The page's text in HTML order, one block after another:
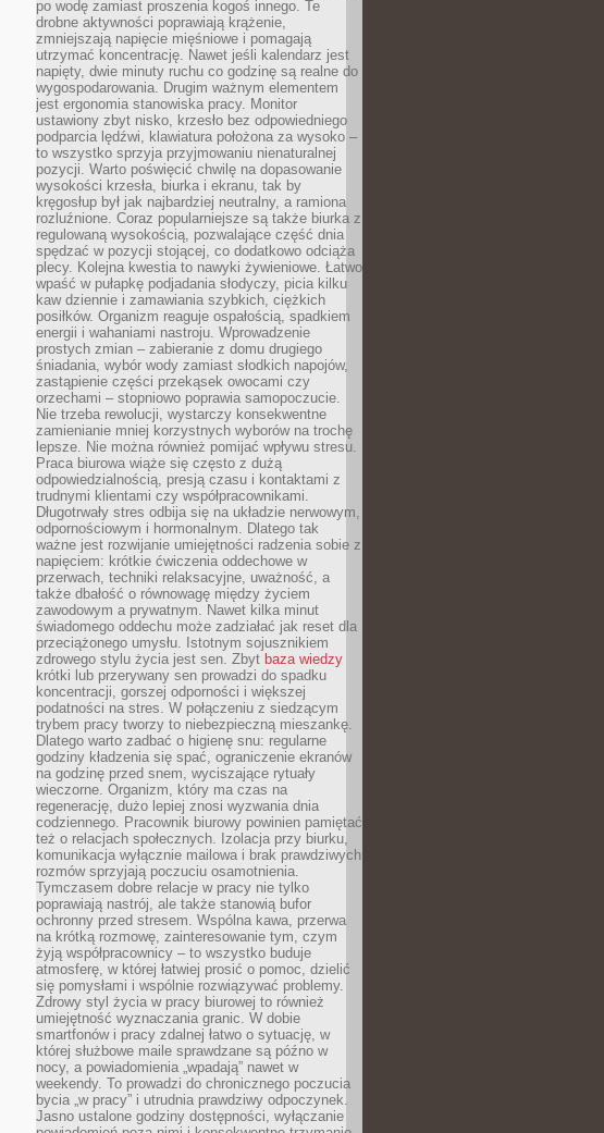
po wodę zamiast proszenia kogoś innego. Te
drobne aktywności poprawiają krążenie,
zmniejszają napięcie mięśniowe i pomagają
utrzymać koncentrację. Nawet jeśli kalendarz jest
napięty, dwie minuty ruchu co godzinę są realne do
wygospodarowania. Drugim ważnym elementem
jest ergonomia stanowiska pracy. Monitor
ustawiony zbyt nisko, krzesło bez odpowiedniego
podparcia lędźwi, klawiatura położona za wysoko –
to wszystko sprzyja przyjmowaniu nienaturalnej
pozycji. Warto poświęcić chwilę na dopasowanie
wysokości krzesła, biurka i ekranu, tak by
kręgosłup był jak najbardziej neutralny, a ramiona
rozluźnione. Coraz popularniejsze są także biurka z
regulowaną wysokością, pozwalające część dnia
spędzać w pozycji stojącej, co dodatkowo odciąża
plecy. Kolejna kwestia to nawyki żywieniowe. Łatwo
wpaść w pułapkę podjadania słodyczy, picia kilku
kaw dziennie i zamawiania szybkich, ciężkich
posiłków. Organizm reaguje ospałością, spadkiem
energii i wahaniami nastroju. Wprowadzenie
prostych zmian – zabieranie z domu drugiego
śniadania, wybór wody zamiast słodkich napojów,
zastąpienie części przekąsek owocami czy
orzechami – stopniowo poprawia samopoczucie.
Nie trzeba rewolucji, wystarczy konsekwentne
zamienianie mniej korzystnych wyborów na trochę
lepsze. Nie można również pomijać wpływu stresu.
Praca biurowa wiąże się często z dużą
odpowiedzialnością, presją czasu i kontaktami z
trudnymi klientami czy współpracownikami.
Długotrwały stres odbija się na układzie nerwowym,
odpornościowym i hormonalnym. Dlatego tak
ważne jest rozwijanie umiejętności radzenia sobie z
napięciem: krótkie ćwiczenia oddechowe w
przerwach, techniki relaksacyjne, uważność, a
także dbałość o równowagę między życiem
zawodowym a prywatnym. Nawet kilka minut
świadomego oddechu może zadziałać jak reset dla
przeciążonego umysłu. Istotnym sojusznikiem
zdrowego stylu życia jest sen. Zbyt baza wiedzy
krótki lub przerywany sen prowadzi do spadku
koncentracji, gorszej odporności i większej
podatności na stres. W połączeniu z siedzącym
trybem pracy tworzy to niebezpieczną mieszankę.
Dlatego warto zadbać o higienę snu: regularne
godziny kładzenia się spać, ograniczenie ekranów
na godzinę przed snem, wyciszające rytuały
wieczorne. Organizm, który ma czas na
regenerację, dużo lepiej znosi wyzwania dnia
codziennego. Pracownik biurowy powinien pamiętać
też o relacjach społecznych. Izolacja przy biurku,
komunikacja wyłącznie mailowa i brak prawdziwych
rozmów sprzyjają poczuciu osamotnienia.
Tymczasem dobre relacje w pracy nie tylko
poprawiają nastrój, ale także stanowią bufor
ochronny przed stresem. Wspólna kawa, przerwa
na krótką rozmowę, zainteresowanie tym, czym
żyją współpracownicy – to wszystko buduje
atmosferę, w której łatwiej prosić o pomoc, dzielić
się pomysłami i wspólnie rozwiązywać problemy.
Zdrowy styl życia w pracy biurowej to również
umiejętność wyznaczania granic. W dobie
smartfonów i pracy zdalnej łatwo o sytuację, w
której służbowe maile sprawdzane są późno w
nocy, a powiadomienia „wpadają” nawet w
weekendy. To prowadzi do chronicznego poczucia
bycia „w pracy” i utrudnia prawdziwy odpoczynek.
Jasno ustalone godziny dostępności, wyłączanie